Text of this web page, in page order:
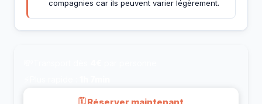
compagnies car ils peuvent varier légèrement.